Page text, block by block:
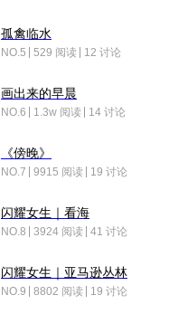
孤禽临水
NO.5 529 阅读 12 讨论
画出来的早晨
NO.6 1.3w 阅读 14 讨论
《傍晚》
NO.7 9915 阅读 19 讨论
闪耀女生｜看海
NO.8 3924 阅读 41 讨论
闪耀女生｜亚马逊丛林
NO.9 8802 阅读 19 讨论